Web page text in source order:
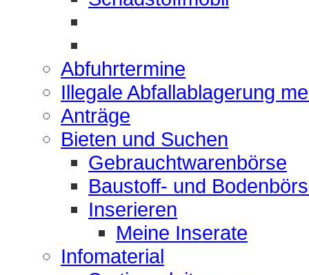
Abfuhrtermine
Illegale Abfallablagerung
Anträge
Bieten und Suchen
Gebrauchtwarenbörse
Baustoff- und
Inserieren
Meine Inserate
Infomaterial